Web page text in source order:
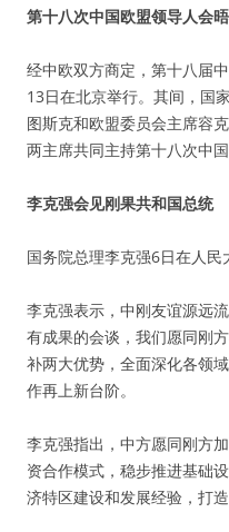
第十八次中国欧盟领导人会
经中欧双方商定，第十八届
13日在北京举行。其间，国
图斯克和欧盟委员会主席容
两主席共同主持第十八次中国
李克强会见刚果共和国总统
国务院总理李克强6日在人民
李克强表示，中刚友谊源远
有成果的会谈，我们愿同刚
补两大优势，全面深化各领
作再上新台阶。
李克强指出，中方愿同刚方
资合作模式，稳步推进基础
济特区建设和发展经验，打